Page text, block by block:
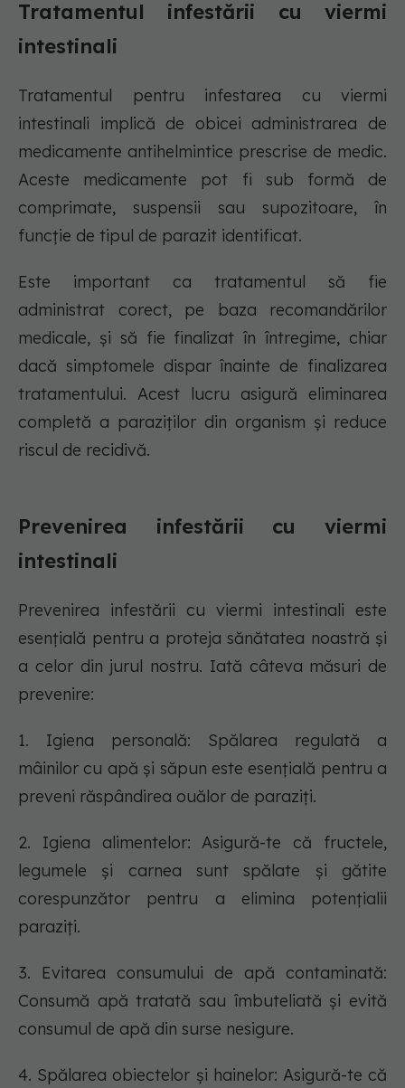
Tratamentul infestării cu viermi
intestinali
Tratamentul pentru infestarea cu viermi
intestinali implică de obicei administrarea de
medicamente antihelmintice prescrise de medic.
Aceste medicamente pot fi sub formă de
comprimate, suspensii sau supozitoare, în
funcție de tipul de parazit identificat.
Este important ca tratamentul să fie
administrat corect, pe baza recomandărilor
medicale, și să fie finalizat în întregime, chiar
dacă simptomele dispar înainte de finalizarea
tratamentului. Acest lucru asigură eliminarea
completă a paraziților din organism și reduce
riscul de recidivă.
Prevenirea infestării cu viermi
intestinali
Prevenirea infestării cu viermi intestinali este
esențială pentru a proteja sănătatea noastră și
a celor din jurul nostru. Iată câteva măsuri de
prevenire:
1. Igiena personală: Spălarea regulată a
mâinilor cu apă și săpun este esențială pentru a
preveni răspândirea ouălor de paraziți.
2. Igiena alimentelor: Asigură-te că fructele,
legumele și carnea sunt spălate și gătite
corespunzător pentru a elimina potențialii
paraziți.
3. Evitarea consumului de apă contaminată:
Consumă apă tratată sau îmbuteliată și evită
consumul de apă din surse nesigure.
4. Spălarea obiectelor și hainelor: Asigură-te că